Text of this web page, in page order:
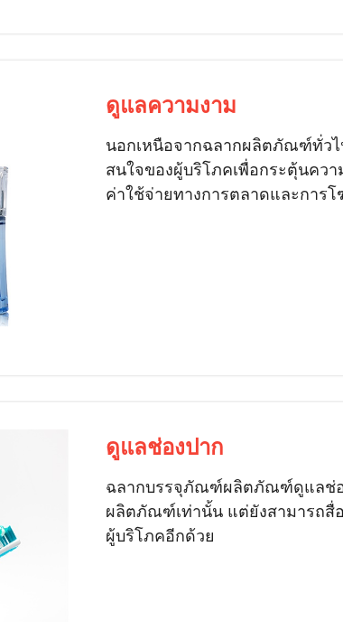
ดูแลความงาม
นอกเหนือจากฉลากผลิตภัณฑ์ทั่วไ
สนใจของผู้บริโภคเพื่อกระตุ้นคว
ค่าใช้จ่ายทางการตลาดและการ
ดูแลช่องปาก
ฉลากบรรจุภัณฑ์ผลิตภัณฑ์ดูแลช่อ
ผลิตภัณฑ์เท่านั้น แต่ยังสามารถสื่
ผู้บริโภคอีกด้วย